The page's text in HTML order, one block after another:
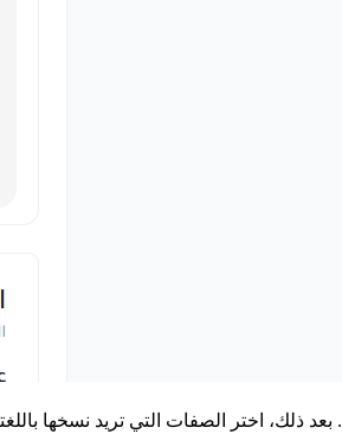
. بعد ذلك، اختر الصفات التي تريد نسخها